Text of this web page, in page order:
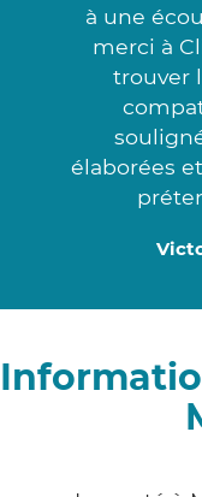
à une
merci à
trouver
élaborées